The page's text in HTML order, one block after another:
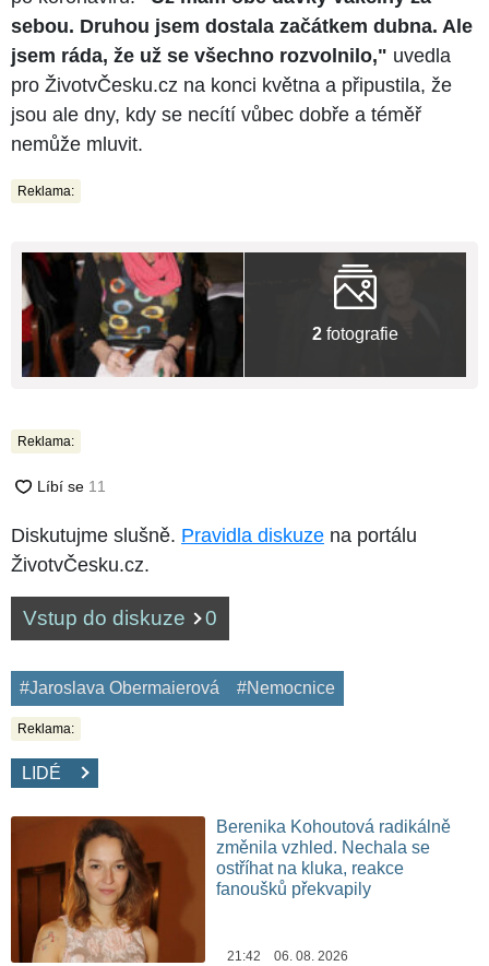
sebou. Druhou jsem dostala začátkem dubna. Ale
jsem ráda, že už se všechno rozvolnilo," uvedla
pro ŽivotvČesku.cz na konci května a připustila, že
jsou ale dny, kdy se necítí vůbec dobře a téměř
nemůže mluvit.
Reklama:
2 fotografie
Reklama:
Diskutujme slušně. Pravidla diskuze na portálu
ŽivotvČesku.cz.
Vstup do diskuze 0
#Jaroslava Obermaierová #Nemocnice
Reklama:
LIDÉ
Berenika Kohoutová radikálně
změnila vzhled. Nechala se
ostříhat na kluka, reakce
fanoušků překvapily
21:42 06. 08. 2026